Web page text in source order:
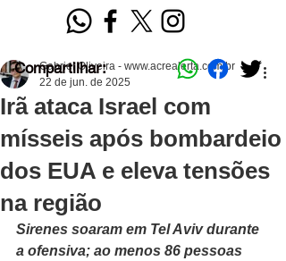
Irã ataca Israel com
mísseis após bombardeio
dos EUA e eleva tensões
na região
Gabriel Oliveira - www.acrealerta.com.br
22 de jun. de 2025
Sirenes soaram em Tel Aviv durante
a ofensiva; ao menos 86 pessoas
Compartilhar: